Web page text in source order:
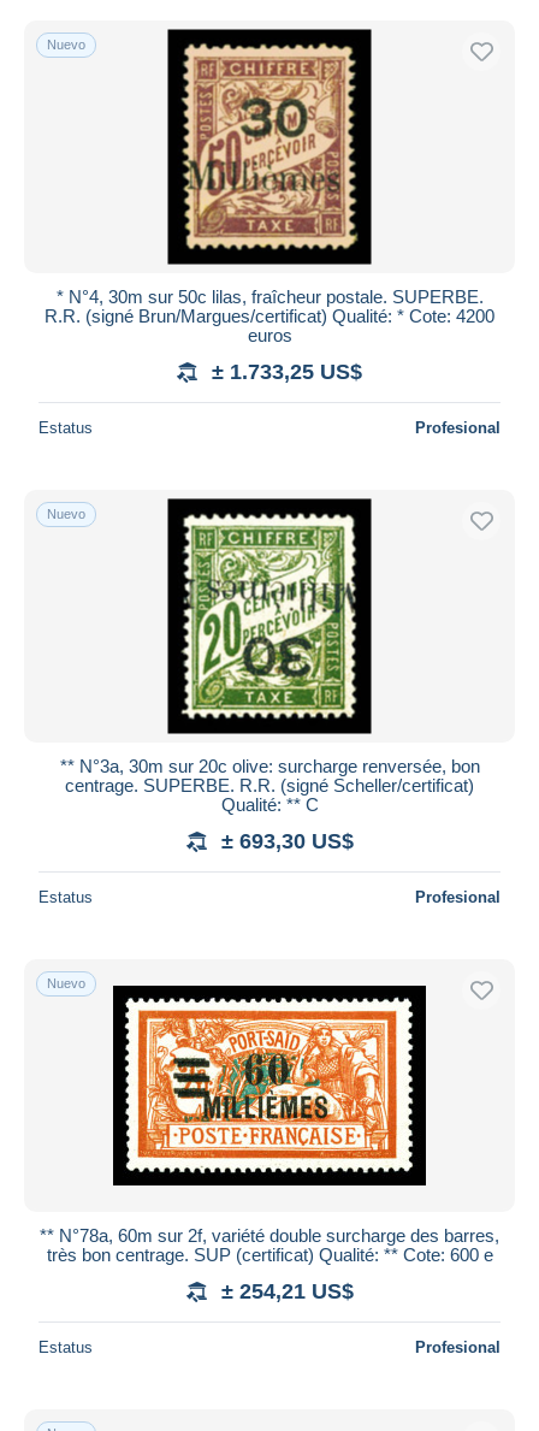
Nuevo
* N°4, 30m sur 50c lilas, fraîcheur postale. SUPERBE.
R.R. (signé Brun/Margues/certificat) Qualité: * Cote: 4200
euros
± 1.733,25 US$
Estatus Profesional
Nuevo
** N°3a, 30m sur 20c olive: surcharge renversée, bon
centrage. SUPERBE. R.R. (signé Scheller/certificat)
Qualité: ** C
± 693,30 US$
Estatus Profesional
Nuevo
** N°78a, 60m sur 2f, variété double surcharge des barres,
très bon centrage. SUP (certificat) Qualité: ** Cote: 600 e
± 254,21 US$
Estatus Profesional